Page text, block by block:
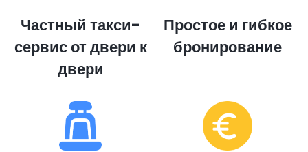
Частный такси-
сервис от двери к
двери
Простое и гибкое
бронирование